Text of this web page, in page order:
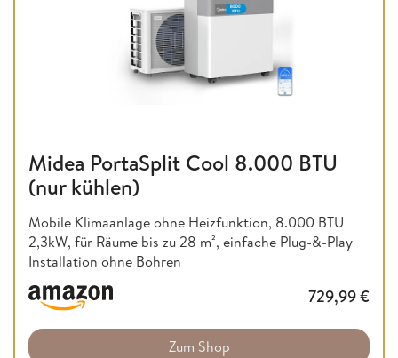
Midea PortaSplit Cool 8.000 BTU
(nur kühlen)
Mobile Klimaanlage ohne Heizfunktion, 8.000 BTU
2,3kW, für Räume bis zu 28 m², einfache Plug-&-Play
Installation ohne Bohren
729,99€
Zum Shop